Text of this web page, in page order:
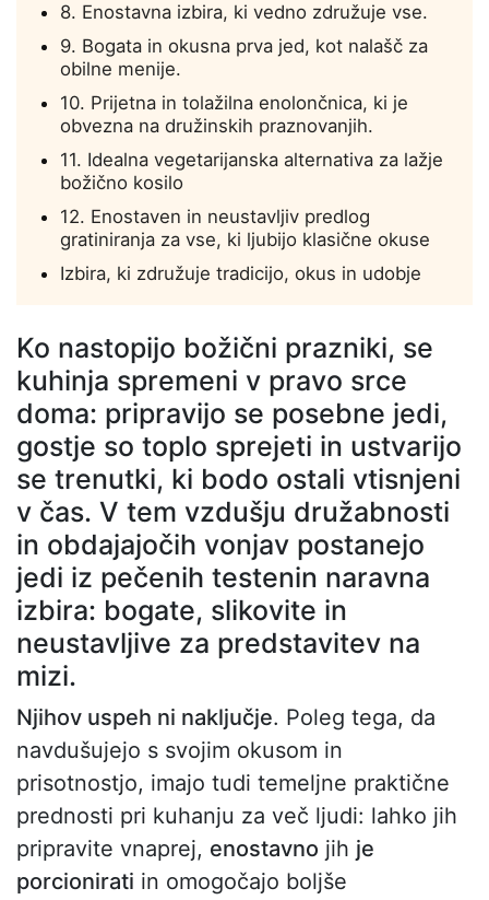
8. Enostavna izbira, ki vedno združuje vse.
9. Bogata in okusna prva jed, kot nalašč za
obilne menije.
10. Prijetna in tolažilna enolončnica, ki je
obvezna na družinskih praznovanjih.
11. Idealna vegetarijanska alternativa za lažje
božično kosilo
12. Enostaven in neustavljiv predlog
gratiniranja za vse, ki ljubijo klasične okuse
Izbira, ki združuje tradicijo, okus in udobje
Ko nastopijo božični prazniki, se
kuhinja spremeni v pravo srce
doma: pripravijo se posebne jedi,
gostje so toplo sprejeti in ustvarijo
se trenutki, ki bodo ostali vtisnjeni
v čas. V tem vzdušju družabnosti
in obdajajočih vonjav postanejo
jedi iz pečenih testenin naravna
izbira: bogate, slikovite in
neustavljive za predstavitev na
mizi.
Njihov uspeh ni naključje. Poleg tega, da
navdušujejo s svojim okusom in
prisotnostjo, imajo tudi temeljne praktične
prednosti pri kuhanju za več ljudi: lahko jih
pripravite vnaprej, enostavno jih je
porcionirati in omogočajo boljše